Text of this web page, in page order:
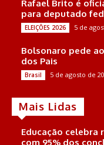
Rafael Brito é
para deputado
ELEIÇÕES 2026 5 de
Bolsonaro pede
dos Pais
Brasil 5 de agosto de
Mais Lidas
Educação celebra
com 95% dos